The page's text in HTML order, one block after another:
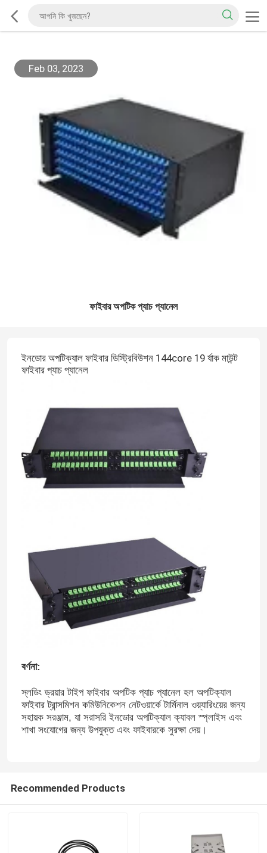
Feb 03, 2023
ফাইবার অপটিক প্যাচ প্যানেল
ইনডোর অপটিক্যাল ফাইবার ডিস্ট্রিবিউশন 144core 19 র্যাক মাউন্ট
ফাইবার প্যাচ প্যানেল
বর্ণনা:
স্লডিং ড্রয়ার টাইপ ফাইবার অপটিক প্যাচ প্যানেল হল অপটিক্যাল
ফাইবার ট্রান্সমিশন কমিউনিকেশন নেটওয়ার্কে টার্মিনাল ওয়্যারিংয়ের জন্য
সহায়ক সরঞ্জাম, যা সরাসরি ইনডোর অপটিক্যাল ক্যাবল স্প্লাইস এবং
শাখা সংযোগের জন্য উপযুক্ত এবং ফাইবারকে সুরক্ষা দেয়।
Recommended Products